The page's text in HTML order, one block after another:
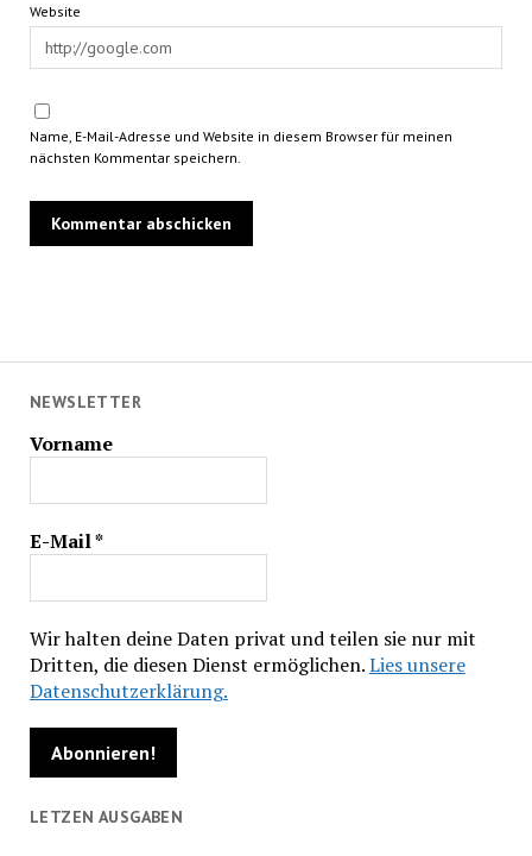
NEWSLETTER
Vorname
E-Mail*
Wir halten deine Daten privat und teilen sie nur mit
Dritten, die diesen Dienst ermöglichen.Lies unsere
Datenschutzerklärung.
LETZEN AUSGABEN
Website
Name, E-Mail-Adresse und Website in diesem Browser für meinen
nächsten Kommentar speichern.